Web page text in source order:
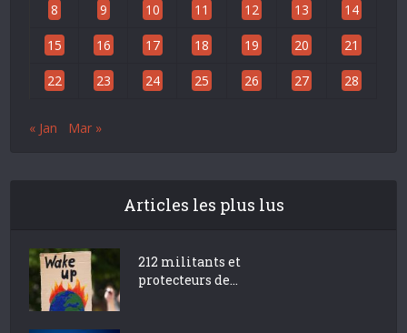
8 9 10 11 12 13 14
15 16 17 18 19 20 21
22 23 24 25 26 27 28
« Jan Mar »
Articles les plus lus
212 militants et
protecteurs de...